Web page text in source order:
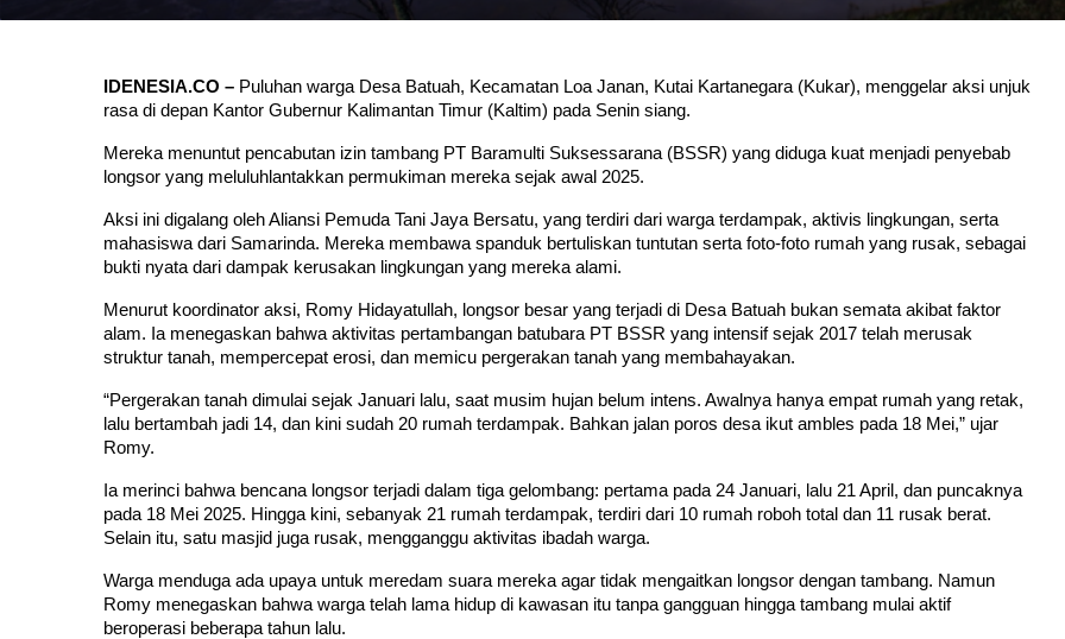
IDENESIA.CO – Puluhan warga Desa Batuah, Kecamatan Loa Janan, Kutai Kartanegara (Kukar), menggelar aksi unjuk
rasa di depan Kantor Gubernur Kalimantan Timur (Kaltim) pada Senin siang.
Mereka menuntut pencabutan izin tambang PT Baramulti Suksessarana (BSSR) yang diduga kuat menjadi penyebab
longsor yang meluluhlantakkan permukiman mereka sejak awal 2025.
Aksi ini digalang oleh Aliansi Pemuda Tani Jaya Bersatu, yang terdiri dari warga terdampak, aktivis lingkungan, serta
mahasiswa dari Samarinda. Mereka membawa spanduk bertuliskan tuntutan serta foto-foto rumah yang rusak, sebagai
bukti nyata dari dampak kerusakan lingkungan yang mereka alami.
Menurut koordinator aksi, Romy Hidayatullah, longsor besar yang terjadi di Desa Batuah bukan semata akibat faktor
alam. Ia menegaskan bahwa aktivitas pertambangan batubara PT BSSR yang intensif sejak 2017 telah merusak
struktur tanah, mempercepat erosi, dan memicu pergerakan tanah yang membahayakan.
“Pergerakan tanah dimulai sejak Januari lalu, saat musim hujan belum intens. Awalnya hanya empat rumah yang retak,
lalu bertambah jadi 14, dan kini sudah 20 rumah terdampak. Bahkan jalan poros desa ikut ambles pada 18 Mei,” ujar
Romy.
Ia merinci bahwa bencana longsor terjadi dalam tiga gelombang: pertama pada 24 Januari, lalu 21 April, dan puncaknya
pada 18 Mei 2025. Hingga kini, sebanyak 21 rumah terdampak, terdiri dari 10 rumah roboh total dan 11 rusak berat.
Selain itu, satu masjid juga rusak, mengganggu aktivitas ibadah warga.
Warga menduga ada upaya untuk meredam suara mereka agar tidak mengaitkan longsor dengan tambang. Namun
Romy menegaskan bahwa warga telah lama hidup di kawasan itu tanpa gangguan hingga tambang mulai aktif
beroperasi beberapa tahun lalu.